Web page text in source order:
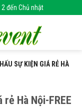
đến Chủ nhật
SỰ KIỆN GIÁ RẺ HÀ
Hà Nội-FREE